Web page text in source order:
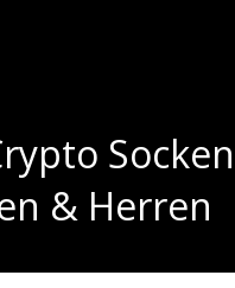
& Herren